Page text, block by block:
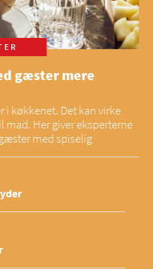
gæster mere
i køkkenet. Det kan virke
Her giver eksperterne
med spiselig